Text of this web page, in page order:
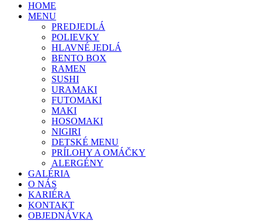
HOME
MENU
PREDJEDLÁ
POLIEVKY
HLAVNÉ JEDLÁ
BENTO BOX
RAMEN
SUSHI
URAMAKI
FUTOMAKI
MAKI
HOSOMAKI
NIGIRI
DETSKÉ MENU
PRÍLOHY A OMÁČKY
ALERGÉNY
GALÉRIA
O NÁS
KARIÉRA
KONTAKT
OBJEDNÁVKA